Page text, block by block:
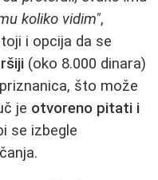
koliko vidim",
i opcija da se
(oko 8.000 dinara)
što može
je otvoreno pitati i
se izbegle